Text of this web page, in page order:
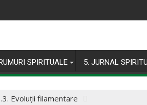
SPIRITUALE 5. JURNAL
Evoluții filamentare